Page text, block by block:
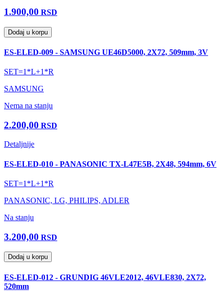
1.900,00 RSD
Dodaj u korpu
ES-ELED-009 - SAMSUNG UE46D5000, 2X72, 509mm, 3V
SET=1*L+1*R
SAMSUNG
Nema na stanju
2.200,00 RSD
Detaljnije
ES-ELED-010 - PANASONIC TX-L47E5B, 2X48, 594mm, 6V
SET=1*L+1*R
PANASONIC, LG, PHILIPS, ADLER
Na stanju
3.200,00 RSD
Dodaj u korpu
ES-ELED-012 - GRUNDIG 46VLE2012, 46VLE830, 2X72,
520mm